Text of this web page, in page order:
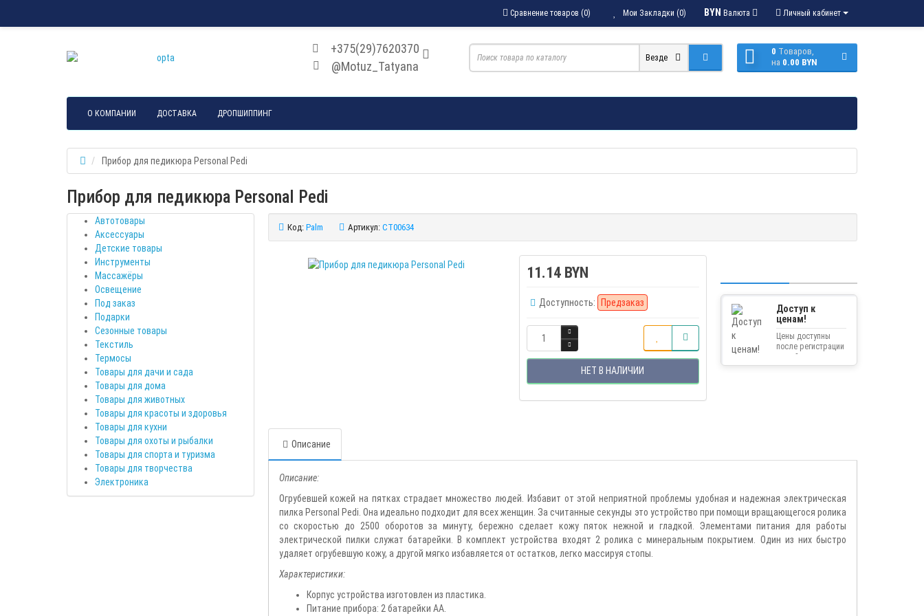
Личный кабинет
BYN Валюта
Мои Закладки (0)
Сравнение товаров (0)
+375(29)7620370
@Motuz_Tatyana
0 Tоваров,
на 0.00 BYN
Везде
О КОМПАНИИ ДОСТАВКА ДРОПШИППИНГ
Прибор для педикюра Personal Pedi
Прибор для педикюра Personal Pedi
Автотовары
Аксессуары
Детские товары
Инструменты
Массажёры
Освещение
Под заказ
Подарки
Сезонные товары
Текстиль
Термосы
Товары для дачи и сада
Товары для дома
Товары для животных
Товары для красоты и здоровья
Товары для кухни
Товары для охоты и рыбалки
Товары для спорта и туризма
Товары для творчества
Электроника
Код: Palm Артикул: CT00634
11.14 BYN
Доступность: Предзаказ
НЕТ В НАЛИЧИИ
Доступ к
ценам!
Цены доступны
после регистрации
на сайте.
Описание
Описание:
Огрубевшей кожей на пятках страдает множество людей. Избавит от этой неприятной проблемы удобная и надежная электрическая
пилка Personal Pedi. Она идеально подходит для всех женщин. За считанные секунды это устройство при помощи вращающегося ролика
со скоростью до 2500 оборотов за минуту, бережно сделает кожу пяток нежной и гладкой. Элементами питания для работы
электрической пилки служат батарейки. В комплект устройства входят 2 ролика с минеральным покрытием. Один из них быстро
удаляет огрубевшую кожу, а другой мягко избавляется от остатков, легко массируя стопы.
Характеристики:
Корпус устройства изготовлен из пластика.
Питание прибора: 2 батарейки АА.